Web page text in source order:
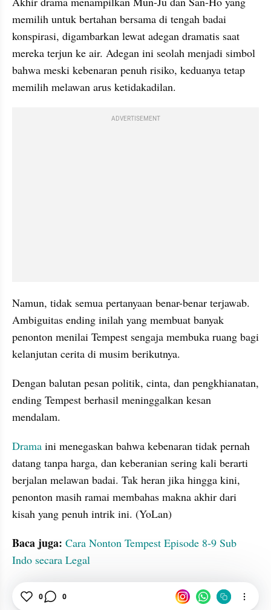
memilih untuk bertahan bersama di tengah badai
konspirasi, digambarkan lewat adegan dramatis saat
mereka terjun ke air. Adegan ini seolah menjadi simbol
bahwa meski kebenaran penuh risiko, keduanya tetap
memilih melawan arus ketidakadilan.
ADVERTISEMENT
Namun, tidak semua pertanyaan benar-benar terjawab.
Ambiguitas ending inilah yang membuat banyak
penonton menilai Tempest sengaja membuka ruang bagi
kelanjutan cerita di musim berikutnya.
Dengan balutan pesan politik, cinta, dan pengkhianatan,
ending Tempest berhasil meninggalkan kesan
mendalam.
Drama ini menegaskan bahwa kebenaran tidak pernah
datang tanpa harga, dan keberanian sering kali berarti
berjalan melawan badai. Tak heran jika hingga kini,
penonton masih ramai membahas makna akhir dari
kisah yang penuh intrik ini. (YoLan)
Baca juga: Cara Nonton Tempest Episode 8-9 Sub
Indo secara Legal
tatatax2
Drama
0 0